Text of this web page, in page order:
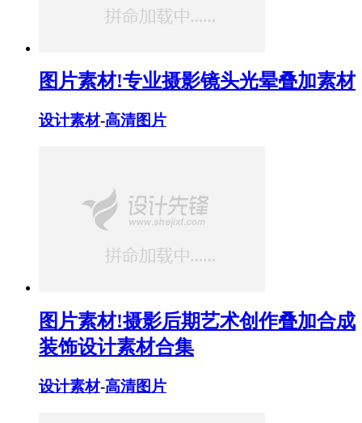
图片素材!专业摄影镜头光晕叠加素材
设计素材-高清图片
图片素材!摄影后期艺术创作叠加合成
装饰设计素材合集
设计素材-高清图片